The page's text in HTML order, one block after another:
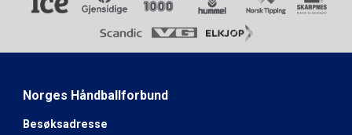
Norges Håndballforbund
Besøksadresse